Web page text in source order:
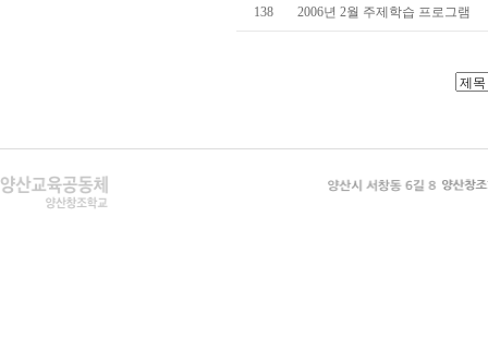
138 2006년 2월 주제학습 프로그램